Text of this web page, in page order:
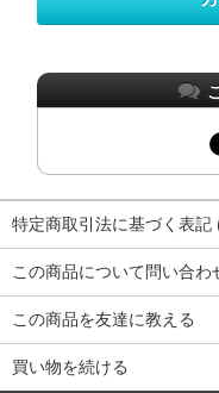
特定商取引法に基づく表記
この商品について問い合わ
この商品を友達に教える
買い物を続ける